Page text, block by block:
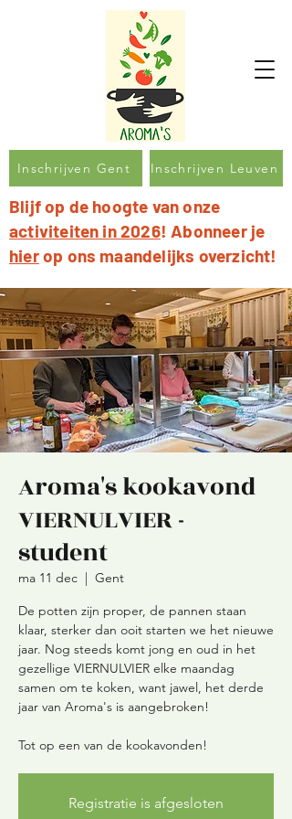
Inschrijven Gent Inschrijven Leuven
Blijf op de hoogte van onze
activiteiten in 2026! Abonneer je
hierop ons maandelijks overzicht!
Aroma's kookavond
VIERNULVIER -
student
ma 11 dec
  |
Gent
De potten zijn proper, de pannen staan
klaar, sterker dan ooit starten we het nieuwe
jaar. Nog steeds komt jong en oud in het
gezellige VIERNULVIER elke maandag
samen om te koken, want jawel, het derde
jaar van Aroma's is aangebroken!
Tot op een van de kookavonden!
Registratie is afgesloten